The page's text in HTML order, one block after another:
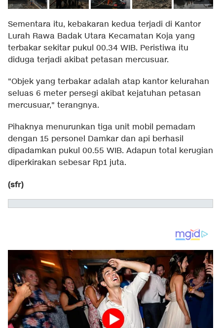
Sementara itu, kebakaran kedua terjadi di Kantor
Lurah Rawa Badak Utara Kecamatan Koja yang
terbakar sekitar pukul 00.34 WIB. Peristiwa itu
diduga terjadi akibat petasan mercusuar.
"Objek yang terbakar adalah atap kantor kelurahan
seluas 6 meter persegi akibat kejatuhan petasan
mercusuar," terangnya.
Pihaknya menurunkan tiga unit mobil pemadam
dengan 15 personel Damkar dan api berhasil
dipadamkan pukul 00.55 WIB. Adapun total kerugian
diperkirakan sebesar Rp1 juta.
(sfr)